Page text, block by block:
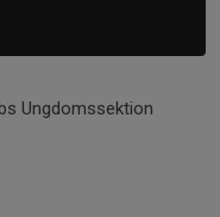
Ungdomssektion